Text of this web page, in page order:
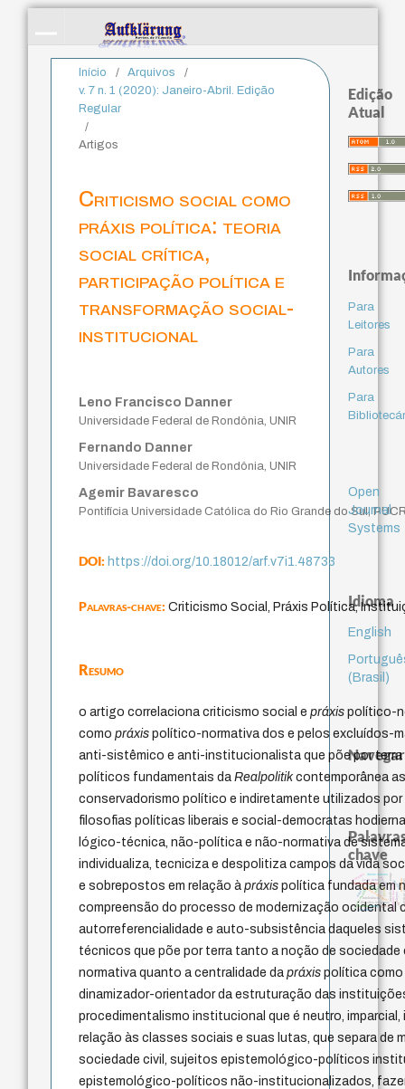
Início / Arquivos
/
v. 7 n. 1 (2020): Janeiro-Abril. Edição
Regular
/
Artigos
Criticismo social como
práxis política: teoria
social crítica,
participação política e
transformação social-
institucional
Leno Francisco Danner
Universidade Federal de Rondônia, UNIR
Fernando Danner
Universidade Federal de Rondônia, UNIR
Agemir Bavaresco
Pontifícia Universidade Católica do Rio Grande do Sul,
DOI:https://doi.org/10.18012/arf.v7i1.48733
Palavras-chave:Criticismo Social, Práxis Política,
Resumo
o artigo correlaciona criticismo social epráxis político-
comopráxis político-normativa dos e pelos excluídos-
anti-sistêmico e anti-institucionalista que põe por
políticos fundamentais daRealpolitik contemporânea
conservadorismo político e indiretamente utilizados
filosofias políticas liberais e social-democratas
lógico-técnica, não-política e não-normativa de
individualiza, tecniciza e despolitiza campos da vida
e sobrepostos em relação àpráxis política fundada em
compreensão do processo de modernização ocidental
autorreferencialidade e auto-subsistência daqueles
técnicos que põe por terra tanto a noção de
normativa quanto a centralidade dapráxis política
dinamizador-orientador da estruturação das
procedimentalismo institucional que é neutro, imparcial,
relação às classes sociais e suas lutas, que separa de
sociedade civil, sujeitos epistemológico-políticos
epistemológico-políticos não-institucionalizados,
Edição
Atual
Para
Leitores
Para
Autores
Para
Open
Journal
Systems
Idioma
English
(Brasil)
Navegar
chave
fundamentalismo
jacobi
protágoras
experiência temporalmetafísica do tempo
género
idade
intolerância identidade nacional
homem-medidafilosofias indígenas
j.c.m. neto
palavra
perdón
leyes
violencia
logos
direito romano
pedagogia
lei
desejo
sacrifício
bataille
mind